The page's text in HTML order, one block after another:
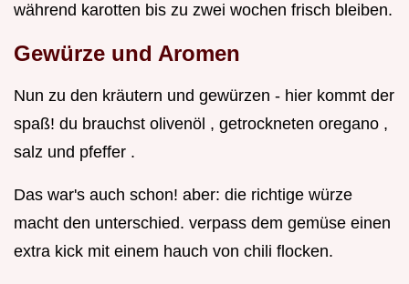
während karotten bis zu zwei wochen frisch bleiben.
Gewürze und Aromen
Nun zu den kräutern und gewürzen - hier kommt der
spaß! du brauchst olivenöl , getrockneten oregano ,
salz und pfeffer .
Das war's auch schon! aber: die richtige würze
macht den unterschied. verpass dem gemüse einen
extra kick mit einem hauch von chili flocken.